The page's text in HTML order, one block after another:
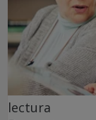
lectura